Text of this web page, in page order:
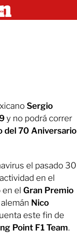
Sergio
y no podrá correr
del 70 Aniversario
el pasado 30
en el
en el Gran Premio
Nico
este fin de
Point F1 Team.